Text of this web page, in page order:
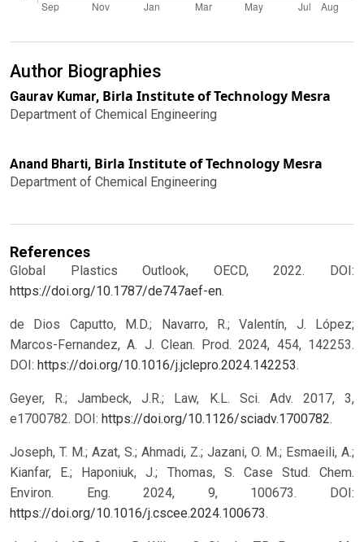
Author Biographies
Gaurav Kumar, Birla Institute of Technology Mesra
Department of Chemical Engineering
Anand Bharti, Birla Institute of Technology Mesra
Department of Chemical Engineering
References
Global Plastics Outlook, OECD, 2022. DOI:
https://doi.org/10.1787/de747aef-en.
de Dios Caputto, M.D.; Navarro, R.; Valentín, J. López;
Marcos-Fernandez, A. J. Clean. Prod. 2024, 454, 142253.
DOI: https://doi.org/10.1016/j.jclepro.2024.142253.
Geyer, R.; Jambeck, J.R.; Law, K.L. Sci. Adv. 2017, 3,
e1700782. DOI: https://doi.org/10.1126/sciadv.1700782.
Joseph, T. M.; Azat, S.; Ahmadi, Z.; Jazani, O. M.; Esmaeili, A.;
Kianfar, E.; Haponiuk, J.; Thomas, S. Case Stud. Chem.
Environ. Eng. 2024, 9, 100673. DOI:
https://doi.org/10.1016/j.cscee.2024.100673.